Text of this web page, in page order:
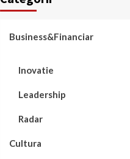
Business&Financiar
Inovatie
Leadership
Radar
Cultura